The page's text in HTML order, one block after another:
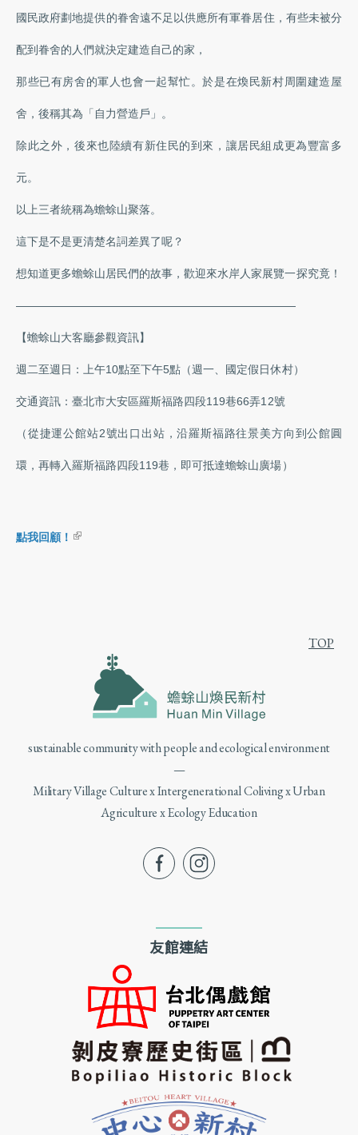
國民政府劃地提供的眷舍遠不足以供應所有軍眷居住，有些未被分
配到眷舍的人們就決定建造自己的家，
那些已有房舍的軍人也會一起幫忙。於是在煥民新村周圍建造屋
舍，後稱其為「自力營造戶」。
除此之外，後來也陸續有新住民的到來，讓居民組成更為豐富多
元。
以上三者統稱為蟾蜍山聚落。
這下是不是更清楚名詞差異了呢？
想知道更多蟾蜍山居民們的故事，歡迎來水岸人家展覽一探究竟！
—————————————————————————
【蟾蜍山大客廳參觀資訊】
週二至週日：上午10點至下午5點（週一、國定假日休村）
交通資訊：臺北市大安區羅斯福路四段119巷66弄12號
（從捷運公館站2號出口出站，沿羅斯福路往景美方向到公館圓
環，再轉入羅斯福路四段119巷，即可抵達蟾蜍山廣場）
點我回顧！ (link is external)
TOP
sustainable community with people and ecological environment
—
Military Village Culture x Intergenerational Coliving x Urban
Agriculture x Ecology Education
fb ig
友館連結